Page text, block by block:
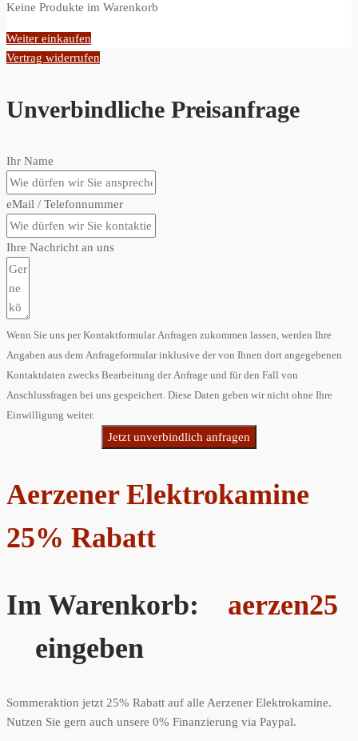
Keine Produkte im Warenkorb
Weiter einkaufen
Vertrag widerrufen
Unverbindliche Preisanfrage
Ihr Name
eMail / Telefonnummer
Ihre Nachricht an uns
Wenn Sie uns per Kontaktformular Anfragen zukommen lassen, werden Ihre
Angaben aus dem Anfrageformular inklusive der von Ihnen dort angegebenen
Kontaktdaten zwecks Bearbeitung der Anfrage und für den Fall von
Anschlussfragen bei uns gespeichert. Diese Daten geben wir nicht ohne Ihre
Einwilligung weiter.
Jetzt unverbindlich anfragen
Aerzener Elektrokamine
25% Rabatt
Im Warenkorb: aerzen25
eingeben
Sommeraktion jetzt 25% Rabatt auf alle Aerzener Elektrokamine.
Nutzen Sie gern auch unsere 0% Finanzierung via Paypal.